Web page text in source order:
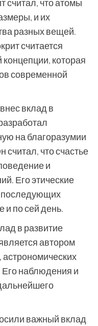
считал, что атомы
и их
разных вещей.
считается
которая
современной
вклад в
на благоразумии
считал, что счастье
и
Его этические
последующих
по сей день.
в развитие
автором
наблюдения и
важный вклад